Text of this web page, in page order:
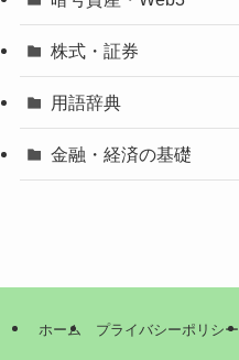
株式・証券
用語辞典
金融・経済の基礎
ホーム プライバシーポリシー